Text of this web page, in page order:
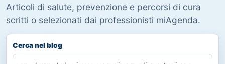
Articoli di salute, prevenzione e percorsi di cura
scritti o selezionati dai professionisti miAgenda.
Cerca nel blog